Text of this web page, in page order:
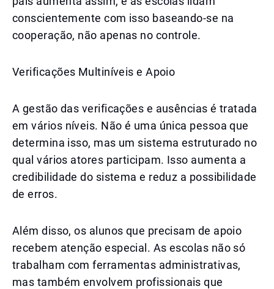
conscientemente com isso baseando-se na
cooperação, não apenas no controle.
Verificações Multiníveis e Apoio
A gestão das verificações e ausências é tratada
em vários níveis. Não é uma única pessoa que
determina isso, mas um sistema estruturado no
qual vários atores participam. Isso aumenta a
credibilidade do sistema e reduz a possibilidade
de erros.
Além disso, os alunos que precisam de apoio
recebem atenção especial. As escolas não só
trabalham com ferramentas administrativas,
mas também envolvem profissionais que